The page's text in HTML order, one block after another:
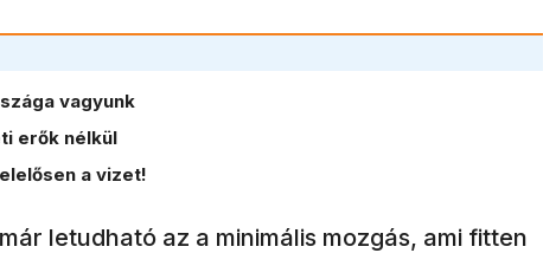
vagyunk
erők nélkül
a vizet!
letudható az a minimális mozgás, ami fitten